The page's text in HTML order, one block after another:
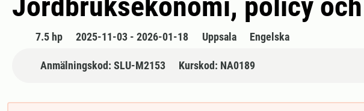
7.5 hp 2025-11-03 - 2026-01-18 Uppsala Engelska
Anmälningskod: SLU-M2153 Kurskod: NA0189